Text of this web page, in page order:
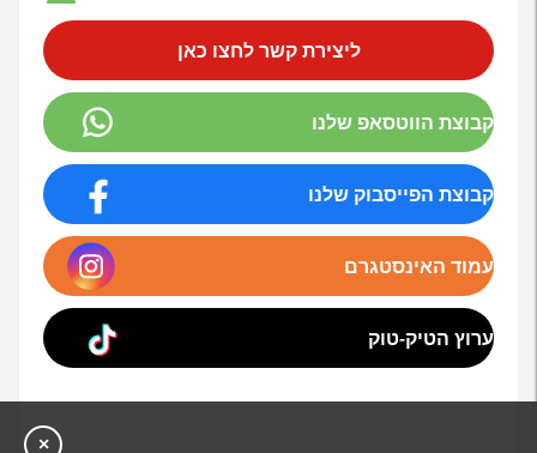
ליצירת קשר לחצו כאן
קבוצת הווטסאפ שלנו
קבוצת הפייסבוק שלנו
עמוד האינסטגרם
ערוץ הטיק-טוק
×